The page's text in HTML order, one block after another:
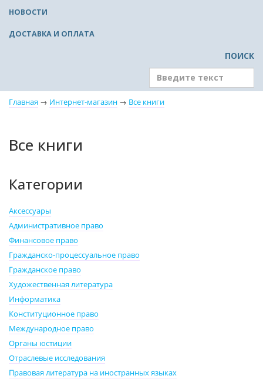
НОВОСТИ
ДОСТАВКА И ОПЛАТА
ПОИСК
Главная → Интернет-магазин → Все книги
Все книги
Категории
Аксессуары
Административное право
Финансовое право
Гражданско-процессуальное право
Гражданское право
Художественная литература
Информатика
Конституционное право
Международное право
Органы юстиции
Отраслевые исследования
Правовая литература на иностранных языках